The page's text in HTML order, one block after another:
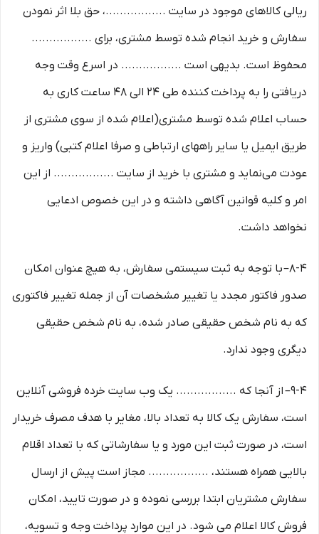
ریالی کالاهای موجود در سایت .................، حق بلا اثر نمودن
سفارش و خرید انجام شده توسط مشتری، برای .................
محفوظ است. بدیهی است ................. در اسرع وقت وجه
دریافتی را به پرداخت کننده طی ۲۴ الی ۴۸ ساعت کاری به
حساب اعلام شده توسط مشتری(اعلام شده از سوی مشتری از
طریق ایمیل یا سایر راههای ارتباطی و صرفا اعلام کتبی) واریز و
عودت می‌نماید و مشتری با خرید از سایت ................. از این
امر و کلیه قوانین آگاهی داشته و در این خصوص ادعایی
نخواهد داشت.
8-۴– با توجه به ثبت سیستمی سفارش، به هیچ عنوان امکان
صدور فاکتور مجدد یا تغییر مشخصات آن از جمله تغییر فاکتوری
که به نام شخص حقیقی صادر شده، به نام شخص حقیقی
دیگری وجود ندارد.
9-۴– از آنجا که ................. یک وب ‌سایت خرده‌ فروشی آنلاین
است، سفارش یک کالا به تعداد بالا، مغایر با هدف مصرف خریدار
است، در صورت ثبت این مورد و یا سفارشاتی که با تعداد اقلام
بالایی همراه هستند، ................. مجاز است پیش از ارسال
سفارش مشتریان ابتدا بررسی نموده و در صورت تایید، امکان
فروش کالا اعلام می شود. در این موارد پرداخت وجه و تسویه،